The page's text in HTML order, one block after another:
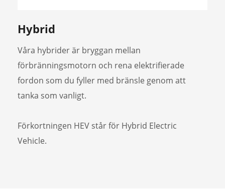
Hybrid
Våra hybrider är bryggan mellan
förbränningsmotorn och rena elektrifierade
fordon som du fyller med bränsle genom att
tanka som vanligt.
Förkortningen HEV står för Hybrid Electric
Vehicle.